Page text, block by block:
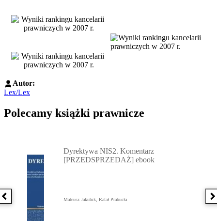
Autor:
Lex/Lex
Polecamy książki prawnicze
Poprzednia książka
Dyrektywa NIS2. Komentarz
[PRZEDSPRZEDAŻ] ebook
Mateusz Jakubik, Rafał Prabucki